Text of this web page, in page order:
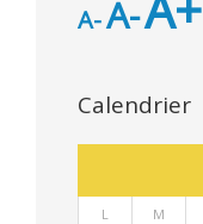
A-A-
Calendrier
L M